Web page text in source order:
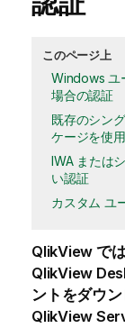
このページ上
Windows ユ
場合の認証
既存のシン
ケージを使
IWA または
い認証
カスタム ユ
QlikView で
QlikView
ントをダウ
QlikView